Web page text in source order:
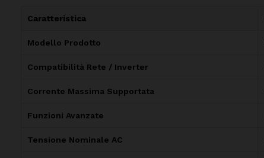
Caratteristica
Modello Prodotto
Compatibilità Rete / Inverter
Corrente Massima Supportata
Funzioni Avanzate
Tensione Nominale AC